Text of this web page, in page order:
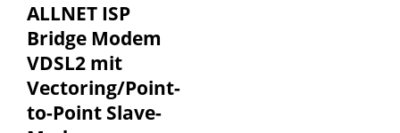
ALLNET ISP
Bridge Modem
VDSL2 mit
Vectoring/Point-
to-Point Slave-